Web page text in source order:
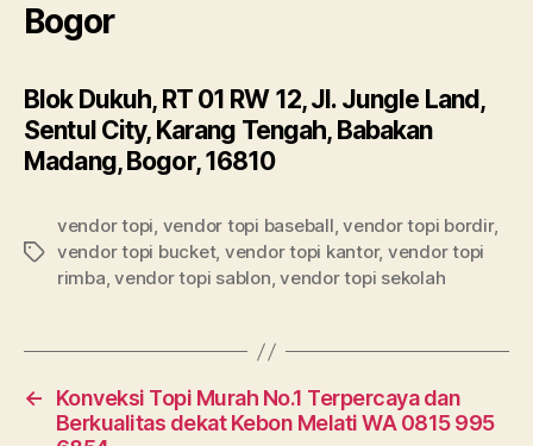
Bogor
Blok Dukuh, RT 01 RW 12, Jl. Jungle Land,
Sentul City, Karang Tengah, Babakan
Madang, Bogor, 16810
Tags
vendor topi, vendor topi baseball,vendor topi bordir,
vendor topi bucket, vendor topi kantor, vendor topi
rimba,vendor topi sablon,vendor topi sekolah
←
Konveksi Topi Murah No.1 Terpercaya dan
Berkualitas dekat Kebon Melati WA 0815 995